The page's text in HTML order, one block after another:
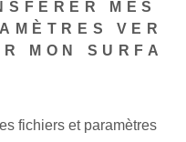
MES
VER
MON SURFA
fichiers et paramètres